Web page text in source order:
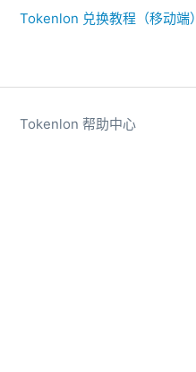
Tokenlon 兑换教程（移动端）
Tokenlon 帮助中心